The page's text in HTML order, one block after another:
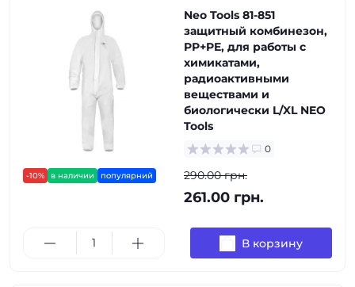
-10% в наличии популярний
Neo Tools 81-851
защитный комбинезон,
PP+PE, для работы с
химикатами,
радиоактивными
веществами и
биологически L/XL NEO
Tools
0
290.00 грн.
261.00 грн.
В корзину